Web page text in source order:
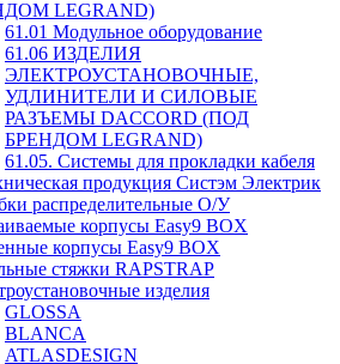
LEGRAND)
61.01 Модульное оборудование
61.06 ИЗДЕЛИЯ
ЭЛЕКТРОУСТАНОВОЧНЫЕ,
УДЛИНИТЕЛИ И СИЛОВЫЕ
РАЗЪЕМЫ DACCORD (ПОД
БРЕНДОМ LEGRAND)
61.05. Системы для прокладки кабеля
продукция Систэм Электрик
распределительные О/У
корпусы Easy9 BOX
корпусы Easy9 BOX
стяжки RAPSTRAP
изделия
GLOSSA
BLANCA
ATLASDESIGN